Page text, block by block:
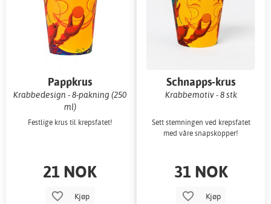
Pappkrus
Krabbedesign - 8-pakning (250
ml)
Festlige krus til krepsfatet!
21 NOK
Kjøp
Schnapps-krus
Krabbemotiv - 8 stk
Sett stemningen ved krepsfatet
med våre snapskopper!
31 NOK
Kjøp